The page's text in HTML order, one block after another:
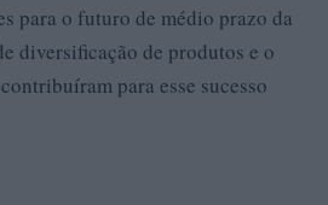
para o futuro de médio prazo da
diversificação de produtos e o
para esse sucesso